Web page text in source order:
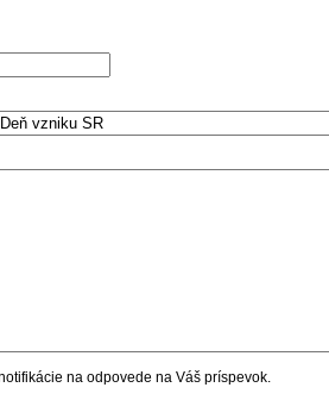
na odpovede na Váš príspevok.